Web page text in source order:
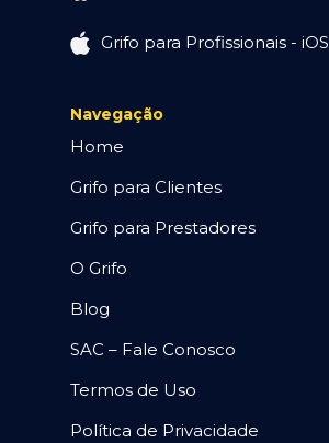
Grifo para Profissionais - iOS
Navegação
Home
Grifo para Clientes
Grifo para Prestadores
O Grifo
Blog
SAC – Fale Conosco
Termos de Uso
Política de Privacidade